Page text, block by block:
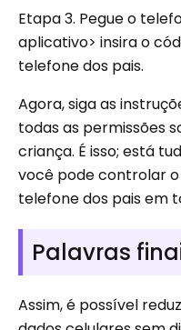
Etapa 3. Pegue o
aplicativo> insira o
telefone dos pais.
Agora, siga as
todas as permissões
criança. É isso; está
você pode controlar
telefone dos pais em
Assim, é possível